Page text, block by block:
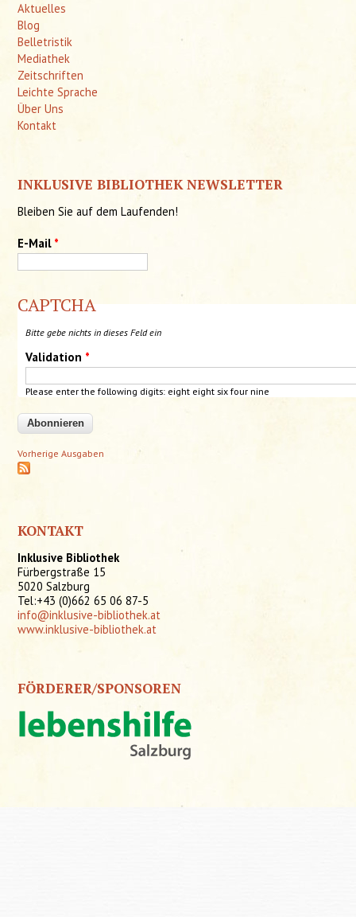
Aktuelles
Blog
Belletristik
Mediathek
Zeitschriften
Leichte Sprache
Über Uns
Kontakt
INKLUSIVE BIBLIOTHEK NEWSLETTER
Bleiben Sie auf dem Laufenden!
E-Mail *
CAPTCHA
Bitte gebe nichts in dieses Feld ein
Validation *
Please enter the following digits: eight eight six four nine
Vorherige Ausgaben
KONTAKT
Inklusive Bibliothek
Fürbergstraße 15
5020 Salzburg
Tel:+43 (0)662 65 06 87-5
info@inklusive-bibliothek.at
www.inklusive-bibliothek.at
FÖRDERER/SPONSOREN